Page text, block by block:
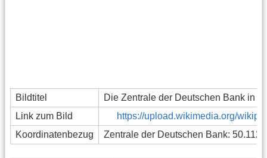
Bildtitel
Die Zentrale der Deutschen Bank in
Link zum Bild
https://upload.wikimedia.org/
Koordinatenbezug
Zentrale der Deutschen Bank: